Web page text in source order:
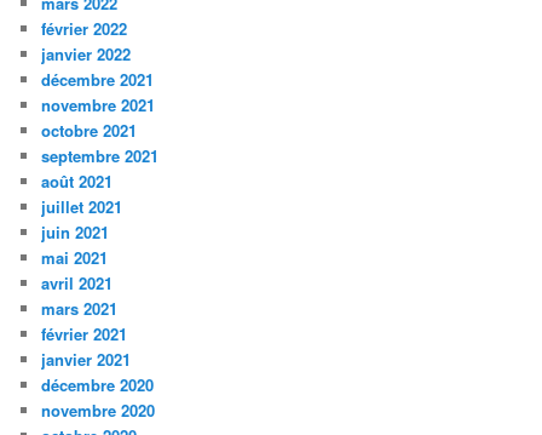
février 2022
janvier 2022
décembre 2021
novembre 2021
octobre 2021
septembre 2021
août 2021
juillet 2021
juin 2021
mai 2021
avril 2021
mars 2021
février 2021
janvier 2021
décembre 2020
novembre 2020